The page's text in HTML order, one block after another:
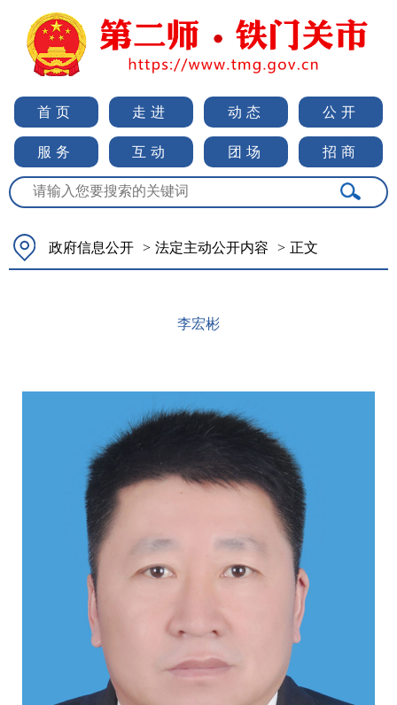
首页 走进 动态 公开
服务 互动 团场 招商
政府信息公开 > 法定主动公开内容 > 正文
李宏彬